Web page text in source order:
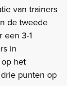
van trainers
de tweede
een 3-1
in
het
punten op